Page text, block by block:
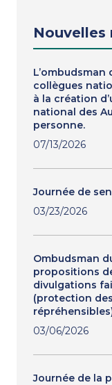
Nouvelles
collègues
à la création
national des
personne.
07/13/2026
Journée de
03/23/2026
Ombudsman
propositions
divulgations
(protection
03/06/2026
Journée de la